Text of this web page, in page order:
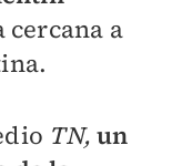
a
TN, un